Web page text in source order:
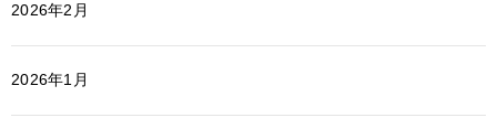
2026年2月
2026年1月